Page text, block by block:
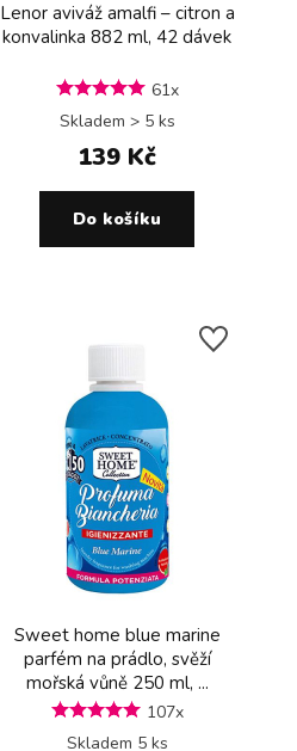
Lenor aviváž amalfi – citron a
konvalinka 882 ml, 42 dávek
61x
Skladem > 5 ks
139 Kč
Do košíku
Sweet home blue marine
parfém na prádlo, svěží
mořská vůně 250 ml, ...
107x
Skladem 5 ks